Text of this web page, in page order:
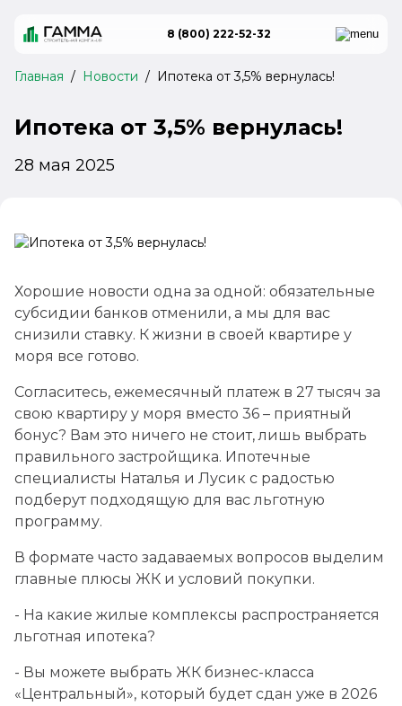
8 (800) 222-52-32
Главная Новости Ипотека от 3,5% вернулась!
Ипотека от 3,5% вернулась!
28 мая 2025
Хорошие новости одна за одной: обязательные
субсидии банков отменили, а мы для вас
снизили ставку. К жизни в своей квартире у
моря все готово.
Согласитесь, ежемесячный платеж в 27 тысяч за
свою квартиру у моря вместо 36 – приятный
бонус? Вам это ничего не стоит, лишь выбрать
правильного застройщика. Ипотечные
специалисты Наталья и Лусик с радостью
подберут подходящую для вас льготную
программу.
В формате часто задаваемых вопросов выделим
главные плюсы ЖК и условий покупки.
- На какие жилые комплексы распространяется
льготная ипотека?
- Вы можете выбрать ЖК бизнес-класса
«Центральный», который будет сдан уже в 2026
Жилые комплексы
12 проектов
г. Анапа
от 7 млн ₽
г. Новороссийск
от 18.2 млн ₽
КП "Загород - 2"
КП "Вилла Соле"
КП "Загород"
г. Анапа
Покупателям
Ремонт от застройщика
г. Анапа, ул.Шевченко 288, корпус 1
8 (800) 222-52-32
Бесплатно по России
Заказать звонок
Способы покупки
Материнский капитал
Покупка онлайн
г. Анапа, ул.Шевченко 288, корпус 1
8 (800) 222-52-32
Бесплатно по России
Заказать звонок